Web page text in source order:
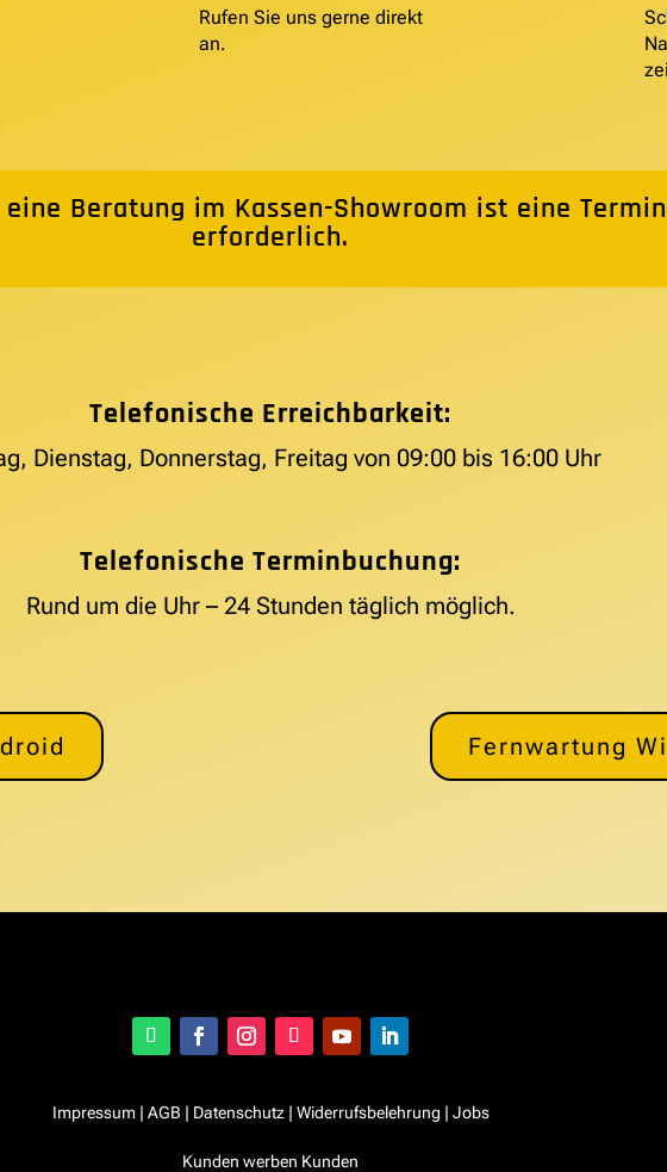
Rufen Sie uns gerne direkt
an.
eine Beratung im Kassen-Showroom ist eine
erforderlich.
Telefonische Erreichbarkeit:
Dienstag, Donnerstag, Freitag von 09:00 bis 16:00 Uhr
Telefonische Terminbuchung:
Rund um die Uhr – 24 Stunden täglich möglich.
Fernwartung
Impressum| AGB | Datenschutz| Widerrufsbelehrung | Jobs
Kunden werben Kunden